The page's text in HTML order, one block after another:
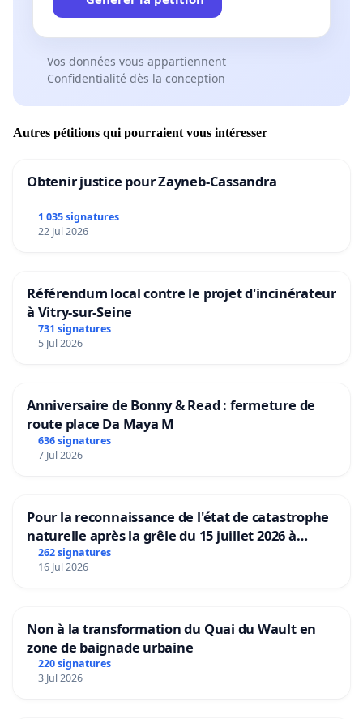
Vos données vous appartiennent
Confidentialité dès la conception
Autres pétitions qui pourraient vous intéresser
Obtenir justice pour Zayneb-Cassandra
1 035 signatures
22 Jul 2026
Référendum local contre le projet d'incinérateur
à Vitry-sur-Seine
731 signatures
5 Jul 2026
Anniversaire de Bonny & Read : fermeture de
route place Da Maya M
636 signatures
7 Jul 2026
Pour la reconnaissance de l'état de catastrophe
naturelle après la grêle du 15 juillet 2026 à
Aubenas et ses alentours
262 signatures
16 Jul 2026
Non à la transformation du Quai du Wault en
zone de baignade urbaine
220 signatures
3 Jul 2026